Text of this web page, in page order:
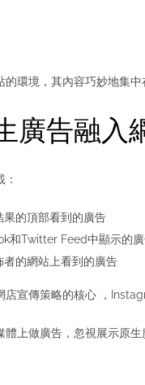
環境，其內容巧妙地集中
廣告融入
果的頂部看到的廣告
和Twitter Feed中顯示的
者的網站上看到的廣告
店宣傳策略的核心 ，
體上做廣告，忽視展示原